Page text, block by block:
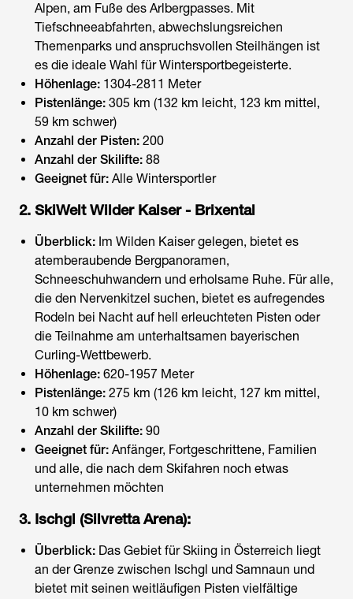
Alpen, am Fuße des Arlbergpasses. Mit
Tiefschneeabfahrten, abwechslungsreichen
Themenparks und anspruchsvollen Steilhängen ist
es die ideale Wahl für Wintersportbegeisterte.
Höhenlage: 1304-2811 Meter
Pistenlänge: 305 km (132 km leicht, 123 km mittel,
59 km schwer)
Anzahl der Pisten: 200
Anzahl der Skilifte: 88
Geeignet für: Alle Wintersportler
2. SkiWelt Wilder Kaiser - Brixental
Überblick: Im Wilden Kaiser gelegen, bietet es
atemberaubende Bergpanoramen,
Schneeschuhwandern und erholsame Ruhe. Für alle,
die den Nervenkitzel suchen, bietet es aufregendes
Rodeln bei Nacht auf hell erleuchteten Pisten oder
die Teilnahme am unterhaltsamen bayerischen
Curling-Wettbewerb.
Höhenlage: 620-1957 Meter
Pistenlänge: 275 km (126 km leicht, 127 km mittel,
10 km schwer)
Anzahl der Skilifte: 90
Geeignet für: Anfänger, Fortgeschrittene, Familien
und alle, die nach dem Skifahren noch etwas
unternehmen möchten
3. Ischgl (Silvretta Arena):
Überblick: Das Gebiet fürSkiing in Österreich liegt
an der Grenze zwischen Ischgl und Samnaun und
bietet mit seinen weitläufigen Pisten vielfältige